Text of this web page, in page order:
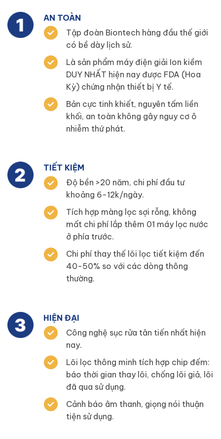
AN TOÀN
Tập đoàn Biontech hàng đầu thế giới
có bề dày lịch sử.
Là sản phẩm máy điện giải Ion kiềm
DUY NHẤT hiện nay được FDA (Hoa
Kỳ) chứng nhận thiết bị Y tế.
Bản cực tinh khiết, nguyên tấm liền
khối, an toàn không gây nguy cơ ô
nhiễm thứ phát.
TIẾT KIỆM
Độ bền >20 năm, chi phí đầu tư
khoảng 6-12k/ngày.
Tích hợp màng lọc sợi rỗng, không
mất chi phí lắp thêm 01 máy lọc nước
ở phía trước.
Chi phí thay thế lõi lọc tiết kiệm đến
40-50% so với các dòng thông
thường.
HIỆN ĐẠI
Công nghệ sục rửa tân tiến nhất hiện
nay.
Lõi lọc thông minh tích hợp chip đếm:
báo thời gian thay lõi, chống lõi giả, lõi
đã qua sử dụng.
Cảnh báo âm thanh, giọng nói thuận
tiện sử dụng.